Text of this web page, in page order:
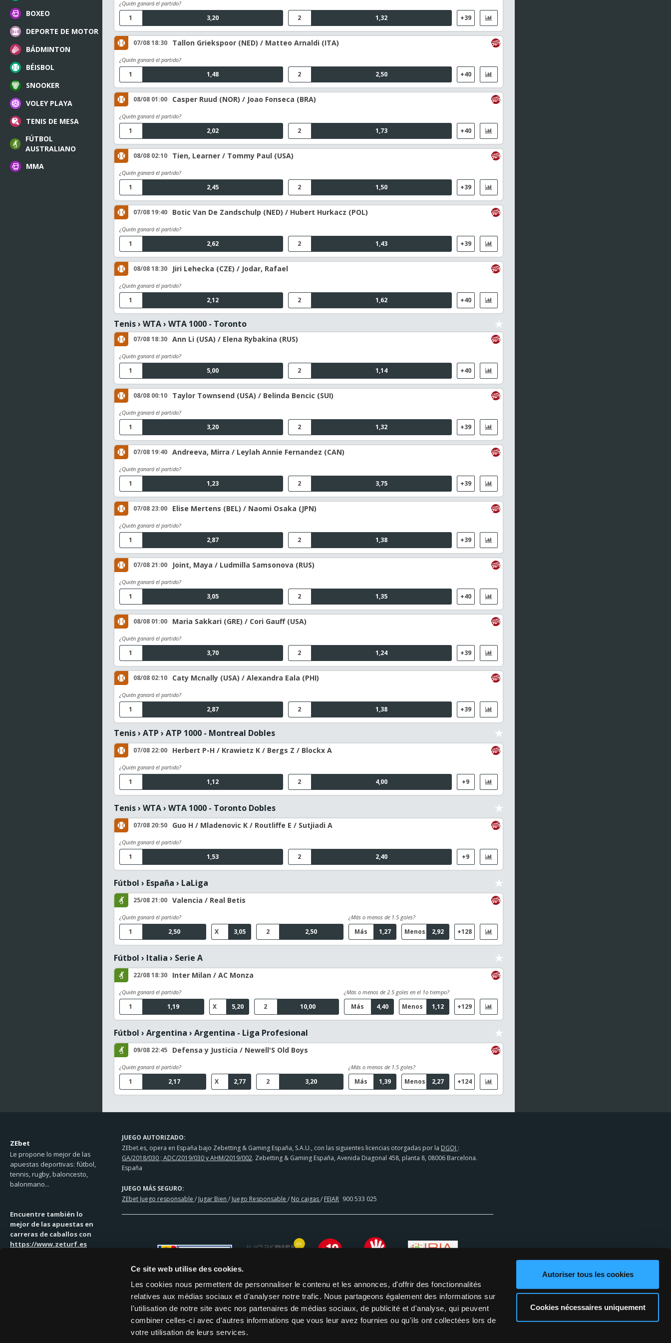
Ce site web utilise des cookies.
Les cookies nous permettent de personnaliser le contenu et les annonces, d'offrir des fonctionnalités
relatives aux médias sociaux et d'analyser notre trafic. Nous partageons également des informations sur
l'utilisation de notre site avec nos partenaires de médias sociaux, de publicité et d'analyse, qui peuvent
combiner celles-ci avec d'autres informations que vous leur avez fournies ou qu'ils ont collectées lors de
votre utilisation de leurs services.
Autoriser tous les cookies
Cookies nécessaires uniquement
BOXEO
DEPORTE DE MOTOR
BÁDMINTON
BÉISBOL
SNOOKER
VOLEY PLAYA
TENIS DE MESA
FÚTBOL
AUSTRALIANO
MMA
¿Quién ganará el partido?
3,20
1 1,32
2 +39
07/08 18:30 Tallon Griekspoor (NED) / Matteo Arnaldi (ITA)
¿Quién ganará el partido?
1,48
1 2,50
2 +40
08/08 01:00 Casper Ruud (NOR) / Joao Fonseca (BRA)
¿Quién ganará el partido?
2,02
1 1,73
2 +40
08/08 02:10 Tien, Learner / Tommy Paul (USA)
¿Quién ganará el partido?
2,45
1 1,50
2 +39
07/08 19:40 Botic Van De Zandschulp (NED) / Hubert Hurkacz (POL)
¿Quién ganará el partido?
2,62
1 1,43
2 +39
08/08 18:30 Jiri Lehecka (CZE) / Jodar, Rafael
¿Quién ganará el partido?
2,12
1 1,62
2 +40
Tenis› WTA› WTA 1000 - Toronto
07/08 18:30 Ann Li (USA) / Elena Rybakina (RUS)
¿Quién ganará el partido?
5,00
1 1,14
2 +40
08/08 00:10 Taylor Townsend (USA) / Belinda Bencic (SUI)
¿Quién ganará el partido?
3,20
1 1,32
2 +39
07/08 19:40 Andreeva, Mirra / Leylah Annie Fernandez (CAN)
¿Quién ganará el partido?
1,23
1 3,75
2 +39
07/08 23:00 Elise Mertens (BEL) / Naomi Osaka (JPN)
¿Quién ganará el partido?
2,87
1 1,38
2 +39
07/08 21:00 Joint, Maya / Ludmilla Samsonova (RUS)
¿Quién ganará el partido?
3,05
1 1,35
2 +40
08/08 01:00 Maria Sakkari (GRE) / Cori Gauff (USA)
¿Quién ganará el partido?
3,70
1 1,24
2 +39
08/08 02:10 Caty Mcnally (USA) / Alexandra Eala (PHI)
¿Quién ganará el partido?
2,87
1 1,38
2 +39
Tenis› ATP › ATP 1000 - Montreal Dobles
07/08 22:00 Herbert P-H / Krawietz K / Bergs Z / Blockx A
¿Quién ganará el partido?
1,12
1 4,00
2 +9
Tenis› WTA› WTA 1000 - Toronto Dobles
07/08 20:50 Guo H / Mladenovic K / Routliffe E / Sutjiadi A
¿Quién ganará el partido?
1,53
1 2,40
2 +9
Fútbol › España › LaLiga
25/08 21:00 Valencia / Real Betis
¿Quién ganará el partido?
2,50
1 3,05
X 2,50
2
¿Más o menos de 1.5 goles?
1,27
Más 2,92
Menos +128
Fútbol › Italia › Serie A
22/08 18:30 Inter Milan / AC Monza
¿Quién ganará el partido?
1,19
1 5,20
X 10,00
2
¿Más o menos de 2.5 goles en el 1o tiempo?
4,40
Más 1,12
Menos +129
Fútbol › Argentina › Argentina - Liga Profesional
09/08 22:45 Defensa y Justicia / Newell'S Old Boys
¿Quién ganará el partido?
2,17
1 2,77
X 3,20
2
¿Más o menos de 1.5 goles?
1,39
Más 2,27
Menos +124
ZEbet
Le propone lo mejor de las
apuestas deportivas: fútbol,
tennis, rugby, baloncesto,
balonmano...
Encuentre también lo
mejor de las apuestas en
carreras de caballos con
https://www.zeturf.es
JUEGO AUTORIZADO:
ZEbet.es, opera en España bajo Zebetting & Gaming España, S.A.U., con las siguientes licencias otorgadas por la DGOJ :
GA/2018/030 ; ADC/2019/030 y AHM/2019/002. Zebetting & Gaming España, Avenida Diagonal 458, planta 8, 08006 Barcelona.
España
JUEGO MÁS SEGURO:
ZEbet Juego responsable / Jugar Bien / Juego Responsable / No caigas/ FEJAR 900 533 025
MASTERCARD | VISA | TRANSFERENCIA BANCARIA | PAYSAFECARD